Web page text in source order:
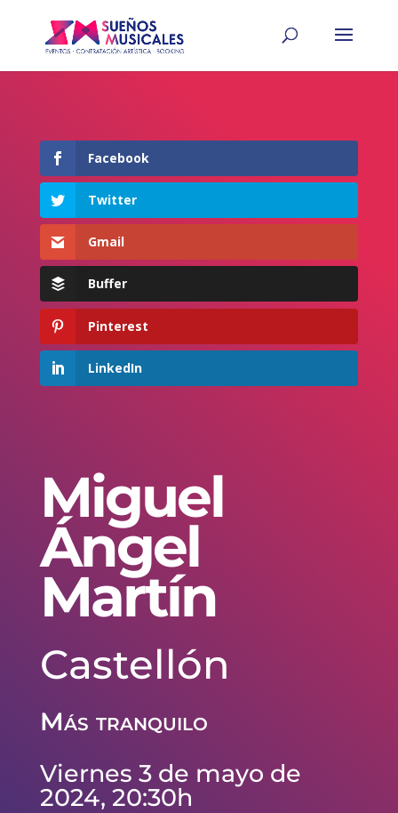
Facebook
Twitter
Gmail
Buffer
Pinterest
LinkedIn
Miguel
Ángel
Martín
Castellón
Más tranquilo
Viernes 3 de mayo de
2024, 20:30h